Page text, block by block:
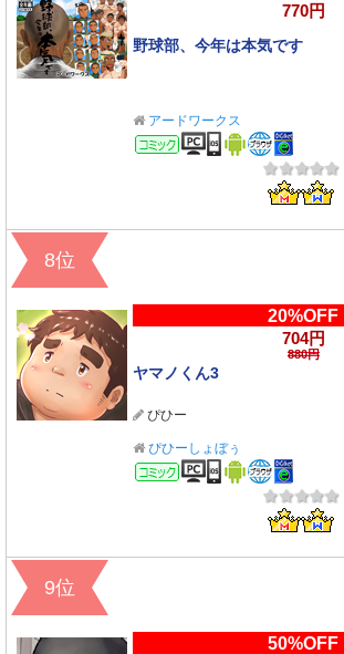
770円
野球部、今年は本気です
アードワークス
コミック
8位
20%OFF
704円
880円
ヤマノくん3
ぴひー
ぴひーしょぼぅ
コミック
9位
50%OFF